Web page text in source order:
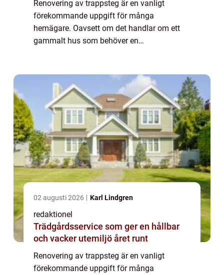
Renovering av trappsteg är en vanligt
förekommande uppgift för många
hemägare. Oavsett om det handlar om ett
gammalt hus som behöver en
veta hur man på bästa sätt ...
02 augusti 2026 Karl Lindgren
redaktionel
Trädgårdsservice som ger en hållbar
och vacker utemiljö året runt
Renovering av trappsteg är en vanligt
förekommande uppgift för många